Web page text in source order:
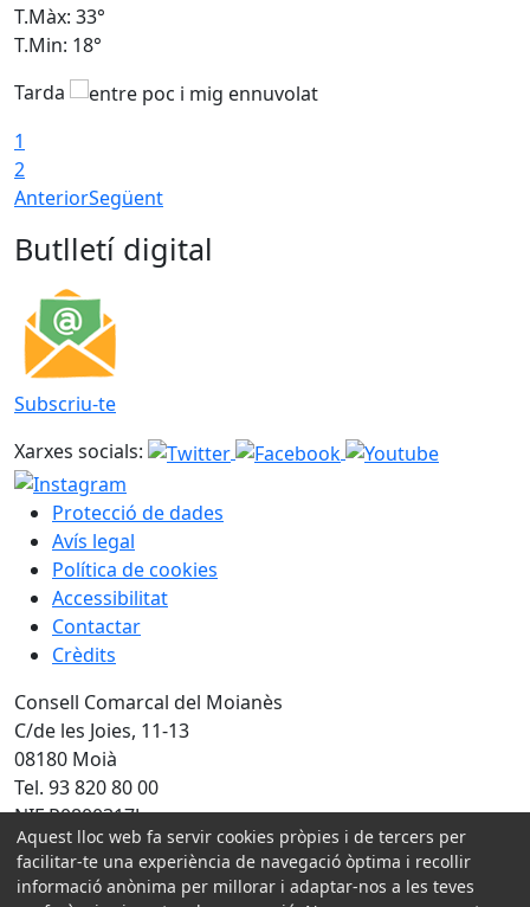
T.Màx: 33°
T.Min: 18°
Tarda
1
2
AnteriorSegüent
Butlletí digital
Subscriu-te
Xarxes socials:
Protecció de dades
Avís legal
Política de cookies
Accessibilitat
Contactar
Crèdits
Consell Comarcal del Moianès
C/de les Joies, 11-13
08180 Moià
Tel. 93 820 80 00
NIF P0800317J
Amb la col·laboració de:
Aquest lloc web fa servir cookies pròpies i de tercers per
facilitar-te una experiència de navegació òptima i recollir
informació anònima per millorar i adaptar-nos a les teves